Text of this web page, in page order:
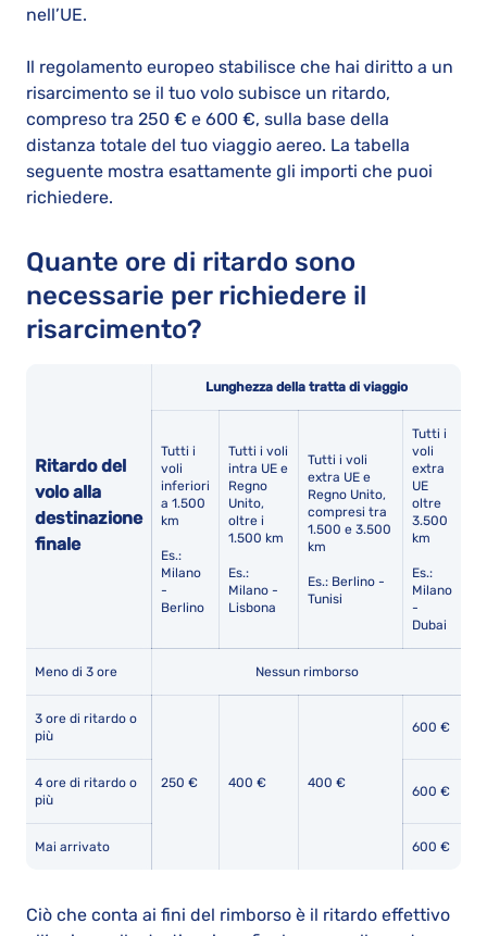
nell’UE.
Il regolamento europeo stabilisce che hai diritto a un
risarcimento se il tuo volo subisce un ritardo,
compreso tra 250 € e 600 €, sulla base della
distanza totale del tuo viaggio aereo. La tabella
seguente mostra esattamente gli importi che puoi
richiedere.
Quante ore di ritardo sono
necessarie per richiedere il
risarcimento?
Ritardo del
volo alla
destinazione
finale
Lunghezza della tratta di viaggio
Tutti i
voli
inferiori
a 1.500
km
Es.:
Milano
-
Berlino
Tutti i voli
intra UE e
Regno
Unito,
oltre i
1.500 km
Es.:
Milano -
Lisbona
Tutti i voli
extra UE e
Regno Unito,
compresi tra
1.500 e 3.500
km
Es.: Berlino -
Tunisi
Tutti i
voli
extra
UE
oltre
3.500
km
Es.:
Milano
-
Dubai
Meno di 3 ore Nessun rimborso
3 ore di ritardo o
più
250 € 400 € 400 €
600 €
4 ore di ritardo o
più
600 €
Mai arrivato 600 €
Ciò che conta ai fini del rimborso è il ritardo effettivo